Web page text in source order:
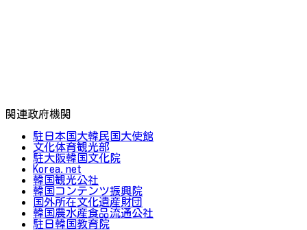
関連政府機関
駐日本国大韓民国大使館
文化体育観光部
駐大阪韓国文化院
Korea.net
韓国観光公社
韓国コンテンツ振興院
国外所在文化遺産財団
韓国農水産食品流通公社
駐日韓国教育院